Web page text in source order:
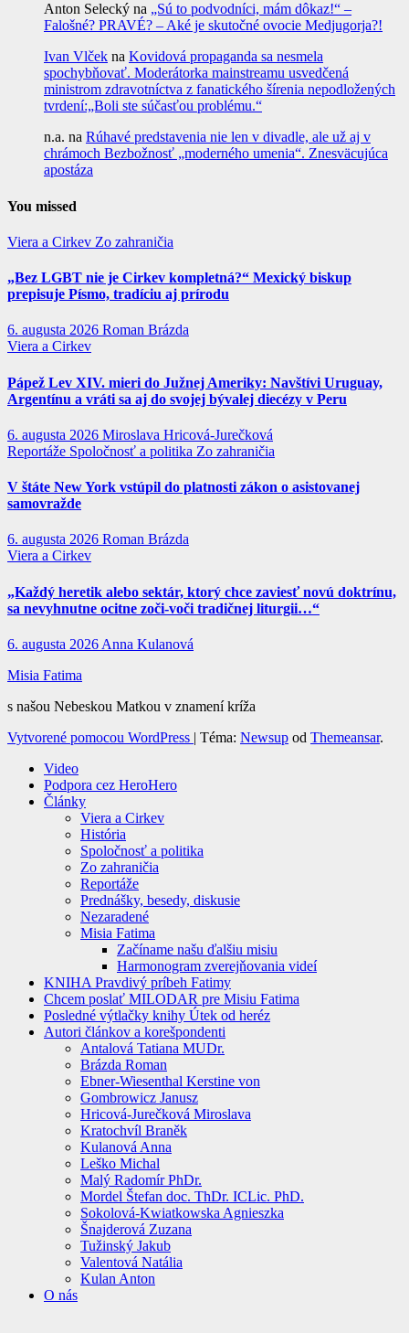
Anton Selecký na „Sú to podvodníci, mám dôkaz!“ –
Falošné? PRAVÉ? – Aké je skutočné ovocie Medjugorja?!
Ivan Vlček na Kovidová propaganda sa nesmela
spochybňovať. Moderátorka mainstreamu usvedčená
ministrom zdravotníctva z fanatického šírenia nepodložených
tvrdení:„Boli ste súčasťou problému.“
n.a. na Rúhavé predstavenia nie len v divadle, ale už aj v
chrámoch Bezbožnosť „moderného umenia“. Znesväcujúca
apostáza
You missed
Viera a Cirkev Zo zahraničia
„Bez LGBT nie je Cirkev kompletná?“ Mexický biskup
prepisuje Písmo, tradíciu aj prírodu
6. augusta 2026 Roman Brázda
Viera a Cirkev
Pápež Lev XIV. mieri do Južnej Ameriky: Navštívi Uruguay,
Argentínu a vráti sa aj do svojej bývalej diecézy v Peru
6. augusta 2026 Miroslava Hricová-Jurečková
Reportáže Spoločnosť a politika Zo zahraničia
V štáte New York vstúpil do platnosti zákon o asistovanej
samovražde
6. augusta 2026 Roman Brázda
Viera a Cirkev
„Každý heretik alebo sektár, ktorý chce zaviesť novú doktrínu,
sa nevyhnutne ocitne zoči-voči tradičnej liturgii…“
6. augusta 2026 Anna Kulanová
Misia Fatima
s našou Nebeskou Matkou v znamení kríža
Vytvorené pomocou WordPress | Téma: Newsup od Themeansar.
Video
Podpora cez HeroHero
Články
Viera a Cirkev
História
Spoločnosť a politika
Zo zahraničia
Reportáže
Prednášky, besedy, diskusie
Nezaradené
Misia Fatima
Začíname našu ďalšiu misiu
Harmonogram zverejňovania videí
KNIHA Pravdivý príbeh Fatimy
Chcem poslať MILODAR pre Misiu Fatima
Posledné výtlačky knihy Útek od heréz
Autori článkov a korešpondenti
Antalová Tatiana MUDr.
Brázda Roman
Ebner-Wiesenthal Kerstine von
Gombrowicz Janusz
Hricová-Jurečková Miroslava
Kratochvíl Braněk
Kulanová Anna
Leško Michal
Malý Radomír PhDr.
Mordel Štefan doc. ThDr. ICLic. PhD.
Sokolová-Kwiatkowska Agnieszka
Šnajderová Zuzana
Tužinský Jakub
Valentová Natália
Kulan Anton
O nás